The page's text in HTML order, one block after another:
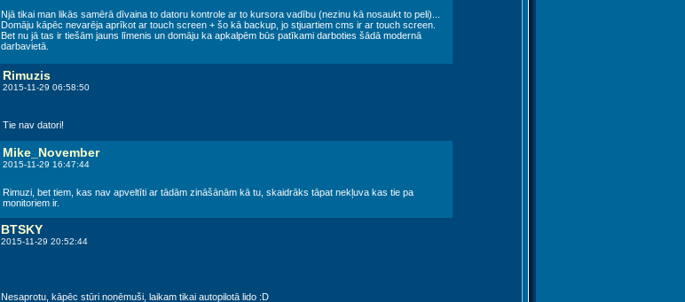
Njā tikai man likās samērā dīvaina to datoru kontrole ar to kursora vadību (nezinu kā nosaukt to peli)...
Domāju kāpēc nevarēja aprīkot ar touch screen + šo kā backup, jo stjuartiem cms ir ar touch screen.
Bet nu jā tas ir tiešām jauns līmenis un domāju ka apkalpēm būs patīkami darboties šādā modernā
darbavietā.
Rimuzis
2015-11-29 06:58:50
Tie nav datori!
Mike_November
2015-11-29 16:47:44
Rimuzi, bet tiem, kas nav apveltīti ar tādām zināšānām kā tu, skaidrāks tāpat nekļuva kas tie pa
monitoriem ir.
BTSKY
2015-11-29 20:52:44
Nesaprotu, kāpēc stūri noņēmuši, laikam tikai autopilotā lido :D